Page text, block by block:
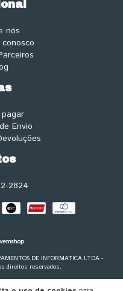
nós
Envio
2824
DE INFORMATICA LTDA -
direitos reservados.